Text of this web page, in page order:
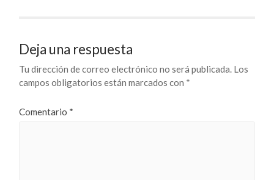
Deja una respuesta
Tu dirección de correo electrónico no será publicada. Los
campos obligatorios están marcados con *
Comentario *